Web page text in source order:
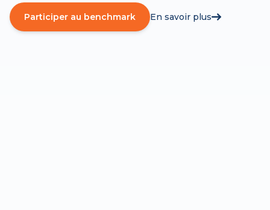
Participer au benchmark En savoir plus